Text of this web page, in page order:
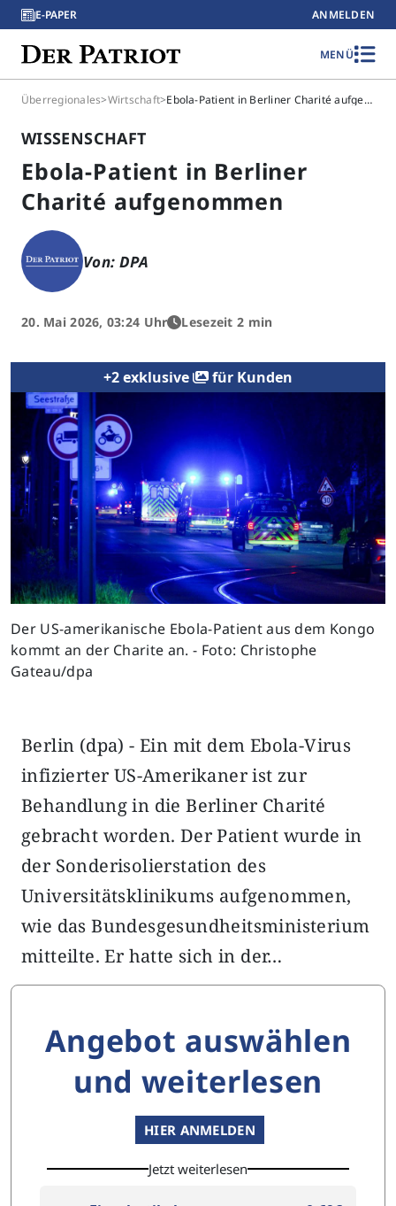
E-PAPER ANMELDEN
MENÜ
Überregionales>Wirtschaft> Ebola-Patient in Berliner Charité aufgenommen
WISSENSCHAFT
Ebola-Patient in Berliner
Charité aufgenommen
Von: DPA
20. Mai 2026, 03:24 Uhr Lesezeit 2 min
+2 exklusive für Kunden
Der US-amerikanische Ebola-Patient aus dem Kongo
kommt an der Charite an. - Foto: Christophe
Gateau/dpa
Previous Next
Berlin (dpa) - Ein mit dem Ebola-Virus
infizierter US-Amerikaner ist zur
Behandlung in die Berliner Charité
gebracht worden. Der Patient wurde in
der Sonderisolierstation des
Universitätsklinikums aufgenommen,
wie das Bundesgesundheitsministerium
mitteilte. Er hatte sich in der…
Angebot auswählen
und weiterlesen
HIER ANMELDEN
Jetzt weiterlesen